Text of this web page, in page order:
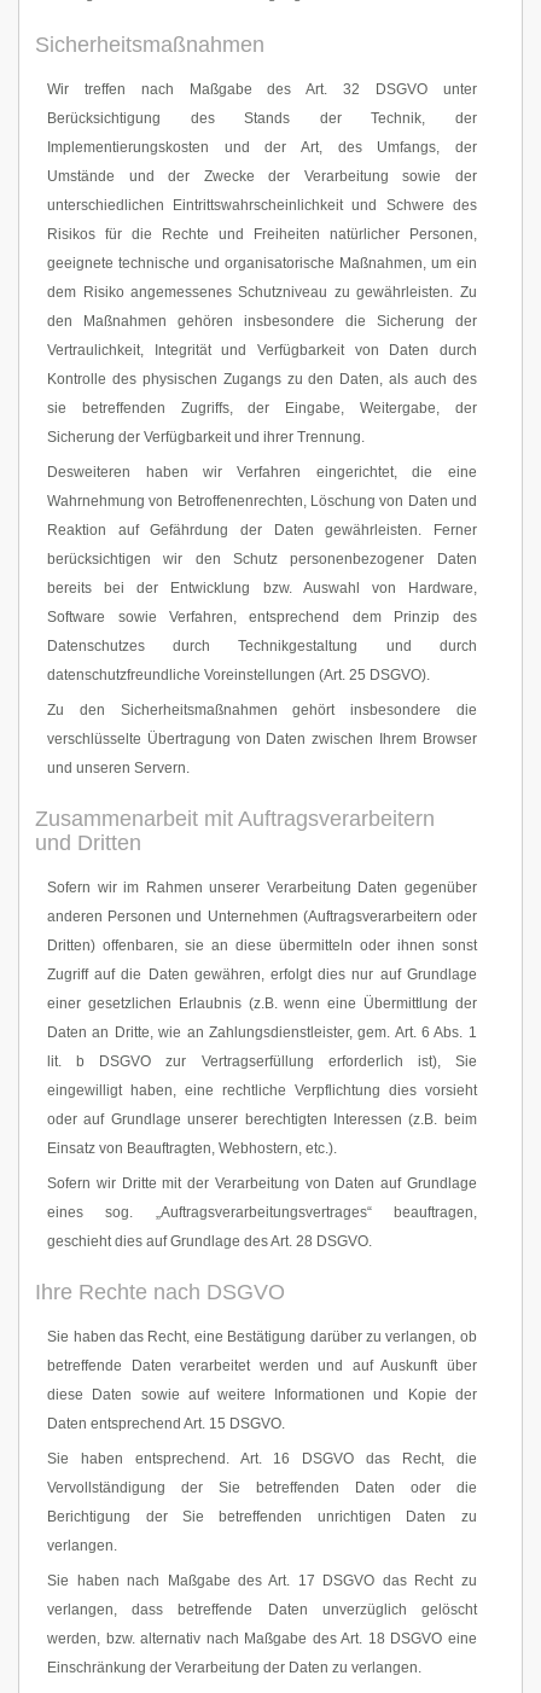
Sicherheitsmaßnahmen
Wir treffen nach Maßgabe des Art. 32 DSGVO unter
Berücksichtigung des Stands der Technik, der
Implementierungskosten und der Art, des Umfangs, der
Umstände und der Zwecke der Verarbeitung sowie der
unterschiedlichen Eintrittswahrscheinlichkeit und Schwere des
Risikos für die Rechte und Freiheiten natürlicher Personen,
geeignete technische und organisatorische Maßnahmen, um ein
dem Risiko angemessenes Schutzniveau zu gewährleisten. Zu
den Maßnahmen gehören insbesondere die Sicherung der
Vertraulichkeit, Integrität und Verfügbarkeit von Daten durch
Kontrolle des physischen Zugangs zu den Daten, als auch des
sie betreffenden Zugriffs, der Eingabe, Weitergabe, der
Sicherung der Verfügbarkeit und ihrer Trennung.
Desweiteren haben wir Verfahren eingerichtet, die eine
Wahrnehmung von Betroffenenrechten, Löschung von Daten und
Reaktion auf Gefährdung der Daten gewährleisten. Ferner
berücksichtigen wir den Schutz personenbezogener Daten
bereits bei der Entwicklung bzw. Auswahl von Hardware,
Software sowie Verfahren, entsprechend dem Prinzip des
Datenschutzes durch Technikgestaltung und durch
datenschutzfreundliche Voreinstellungen (Art. 25 DSGVO).
Zu den Sicherheitsmaßnahmen gehört insbesondere die
verschlüsselte Übertragung von Daten zwischen Ihrem Browser
und unseren Servern.
Zusammenarbeit mit Auftragsverarbeitern
und Dritten
Sofern wir im Rahmen unserer Verarbeitung Daten gegenüber
anderen Personen und Unternehmen (Auftragsverarbeitern oder
Dritten) offenbaren, sie an diese übermitteln oder ihnen sonst
Zugriff auf die Daten gewähren, erfolgt dies nur auf Grundlage
einer gesetzlichen Erlaubnis (z.B. wenn eine Übermittlung der
Daten an Dritte, wie an Zahlungsdienstleister, gem. Art. 6 Abs. 1
lit. b DSGVO zur Vertragserfüllung erforderlich ist), Sie
eingewilligt haben, eine rechtliche Verpflichtung dies vorsieht
oder auf Grundlage unserer berechtigten Interessen (z.B. beim
Einsatz von Beauftragten, Webhostern, etc.).
Sofern wir Dritte mit der Verarbeitung von Daten auf Grundlage
eines sog. „Auftragsverarbeitungsvertrages“ beauftragen,
geschieht dies auf Grundlage des Art. 28 DSGVO.
Ihre Rechte nach DSGVO
Sie haben das Recht, eine Bestätigung darüber zu verlangen, ob
betreffende Daten verarbeitet werden und auf Auskunft über
diese Daten sowie auf weitere Informationen und Kopie der
Daten entsprechend Art. 15 DSGVO.
Sie haben entsprechend. Art. 16 DSGVO das Recht, die
Vervollständigung der Sie betreffenden Daten oder die
Berichtigung der Sie betreffenden unrichtigen Daten zu
verlangen.
Sie haben nach Maßgabe des Art. 17 DSGVO das Recht zu
verlangen, dass betreffende Daten unverzüglich gelöscht
werden, bzw. alternativ nach Maßgabe des Art. 18 DSGVO eine
Einschränkung der Verarbeitung der Daten zu verlangen.